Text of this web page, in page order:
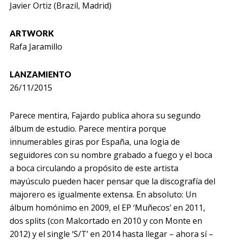
Javier Ortiz (Brazil, Madrid)
ARTWORK
Rafa Jaramillo
LANZAMIENTO
26/11/2015
Parece mentira, Fajardo publica ahora su segundo
álbum de estudio. Parece mentira porque
innumerables giras por España, una logia de
seguidores con su nombre grabado a fuego y el boca
a boca circulando a propósito de este artista
mayúsculo pueden hacer pensar que la discografía del
majorero es igualmente extensa. En absoluto: Un
álbum homónimo en 2009, el EP ‘Muñecos’ en 2011,
dos splits (con Malcortado en 2010 y con Monte en
2012) y el single ‘S/T’ en 2014 hasta llegar – ahora sí –